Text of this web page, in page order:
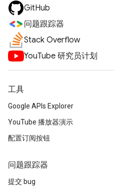
GitHub
问题跟踪器
Stack Overflow
YouTube 研究员计划
工具
Google APIs Explorer
YouTube 播放器演示
配置订阅按钮
问题跟踪器
提交 bug